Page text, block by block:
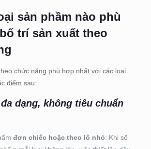
sản phầm nào phù
trí sản xuất theo
chức năng phù hợp nhất với các loại
điểm sau:
dạng, không tiêu chuẩn
đơn chiếc hoặc theo lô nhỏ: Khi số